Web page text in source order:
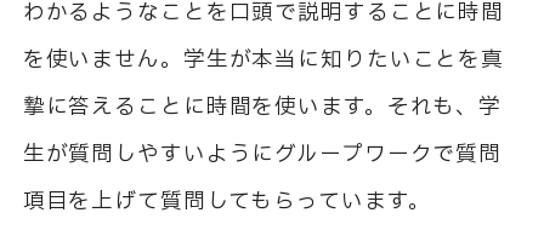
わかるようなことを口頭で説明することに時間
を使いません。学生が本当に知りたいことを真
摯に答えることに時間を使います。それも、学
生が質問しやすいようにグループワークで質問
項目を上げて質問してもらっています。